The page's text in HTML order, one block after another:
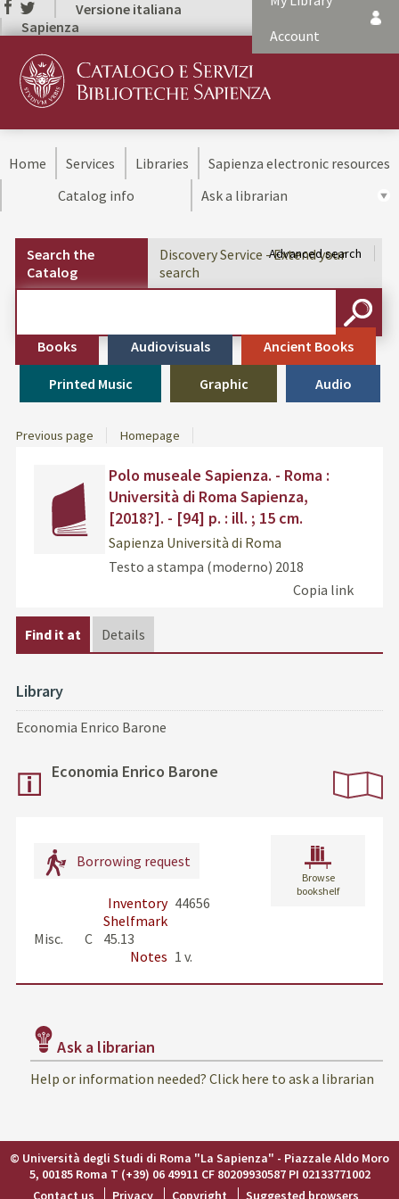
Versione italiana
Sapienza
Account
Home Services Libraries
Sapienza electronic resources
Catalog info
Ask a librarian
Search the
Catalog
Discovery Service - Extend your
search
Books Audiovisuals Ancient Books
Printed Music Graphic Audio
Advanced search
Previous page Homepage
documento
Copia link
Polo museale Sapienza. - Roma :
Università di Roma Sapienza,
[2018?]. - [94] p. : ill. ; 15 cm.
Sapienza Università di Roma
Testo a stampa (moderno) 2018
Find it at Details
Library
Economia Enrico Barone
Economia Enrico Barone
Borrowing request
Inventory 44656
Shelfmark
Misc.        C    45.13
Notes 1 v.
Browse
bookshelf
Ask a librarian
Help or information needed? Click here to ask a librarian
© Università degli Studi di Roma "La Sapienza" - Piazzale Aldo Moro
5, 00185 Roma T (+39) 06 49911 CF 80209930587 PI 02133771002
Contact us
Privacy Copyright Suggested browsers